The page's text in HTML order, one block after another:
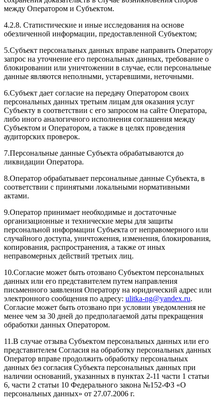
между Оператором и Субъектом.
4.2.8. Статистические и иные исследования на основе
обезличенной информации, предоставленной Субъектом;
5.Субъект персональных данных вправе направить Оператору
запрос на уточнение его персональных данных, требование о
блокировании или уничтожении в случае, если персональные
данные являются неполными, устаревшими, неточными.
6.Субъект дает согласие на передачу Оператором своих
персональных данных третьим лицам для оказания услуг
Субъекту в соответствии с его запросом на сайте Оператора,
либо иного аналогичного исполнения соглашения между
Субъектом и Оператором, а также в целях проведения
аудиторских проверок.
7.Персональные данные Субъекта обрабатываются до
ликвидации Оператора.
8.Оператор обрабатывает персональные данные Субъекта, в
соответствии с принятыми локальными нормативными
актами.
9.Оператор принимает необходимые и достаточные
организационные и технические меры для защиты
персональной информации Субъекта от неправомерного или
случайного доступа, уничтожения, изменения, блокирования,
копирования, распространения, а также от иных
неправомерных действий третьих лиц.
10.Согласие может быть отозвано Субъектом персональных
данных или его представителем путем направления
письменного заявления Оператору на юридический адрес или
электронного сообщения по адресу: ulitka-ng@yandex.ru.
Согласие может быть отозвано при условии уведомления не
менее чем за 30 дней до предполагаемой даты прекращения
обработки данных Оператором.
11.В случае отзыва Субъектом персональных данных или его
представителем Согласия на обработку персональных данных
Оператор вправе продолжить обработку персональных
данных без согласия Субъекта персональных данных при
наличии оснований, указанных в пунктах 2-11 части 1 статьи
6, части 2 статьи 10 Федерального закона №152-ФЗ «О
персональных данных» от 27.07.2006 г.